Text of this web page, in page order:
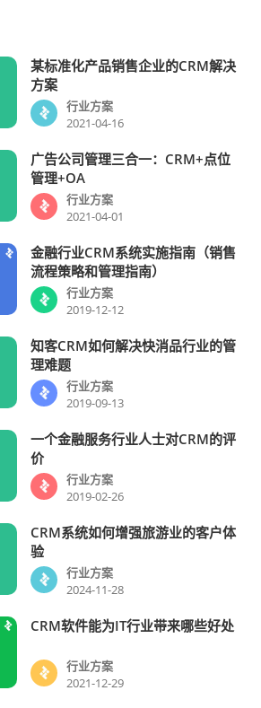
某标准化产品销售企业的CRM解决
方案
行业方案
2021-04-16
广告公司管理三合一：CRM+点位
管理+OA
行业方案
2021-04-01
金融行业CRM系统实施指南（销售
流程策略和管理指南）
行业方案
2019-12-12
知客CRM如何解决快消品行业的管
理难题
行业方案
2019-09-13
一个金融服务行业人士对CRM的评
价
行业方案
2019-02-26
CRM系统如何增强旅游业的客户体
验
行业方案
2024-11-28
CRM软件能为IT行业带来哪些好处
行业方案
2021-12-29